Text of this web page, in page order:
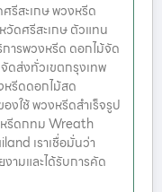
รีสะเกษ พวงหรีด
วัดศรีสะเกษ ตัวแทน
ารพวงหรีด ดอกไม้จัด
ดส่งทั่วเขตกรุงเทพ
หรีดดอกไม้สด
ใช้ พวงหรีดสำเร็จรูป
รีดกทม Wreath
เราเชื่อมั่นว่า
ามและได้รับการคัด